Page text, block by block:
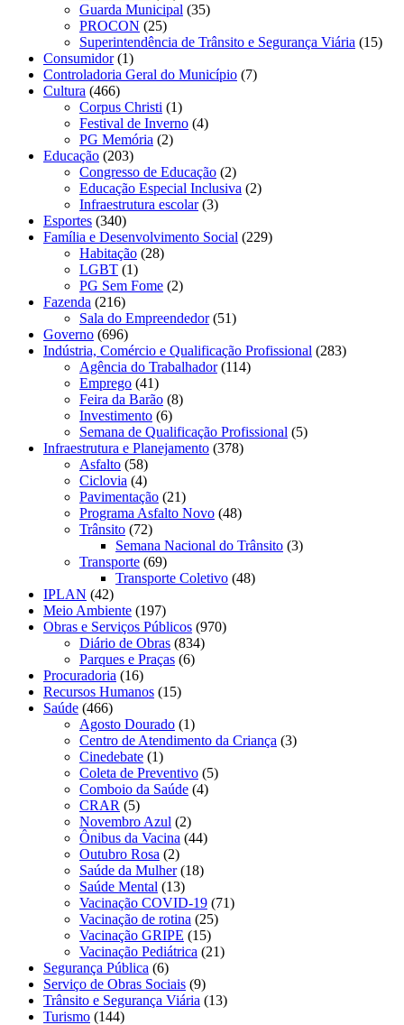
Guarda Municipal (35)
PROCON (25)
Superintendência de Trânsito e Segurança Viária (15)
Consumidor(1)
Controladoria Geral do Município (7)
Cultura (466)
Corpus Christi (1)
Festival de Inverno (4)
PG Memória (2)
Educação (203)
Congresso de Educação (2)
Educação Especial Inclusiva (2)
Infraestrutura escolar(3)
Esportes (340)
Família e Desenvolvimento Social (229)
Habitação (28)
LGBT (1)
PG Sem Fome (2)
Fazenda (216)
Sala do Empreendedor(51)
Governo (696)
Indústria, Comércio e Qualificação Profissional (283)
Agência do Trabalhador(114)
Emprego (41)
Feira da Barão (8)
Investimento (6)
Semana de Qualificação Profissional (5)
Infraestrutura e Planejamento (378)
Asfalto (58)
Ciclovia (4)
Pavimentação (21)
Programa Asfalto Novo (48)
Trânsito (72)
Semana Nacional do Trânsito (3)
Transporte (69)
Transporte Coletivo (48)
IPLAN (42)
Meio Ambiente (197)
Obras e Serviços Públicos (970)
Diário de Obras (834)
Parques e Praças (6)
Procuradoria (16)
Recursos Humanos (15)
Saúde (466)
Agosto Dourado (1)
Centro de Atendimento da Criança (3)
Cinedebate (1)
Coleta de Preventivo (5)
Comboio da Saúde (4)
CRAR (5)
Novembro Azul (2)
Ônibus da Vacina (44)
Outubro Rosa (2)
Saúde da Mulher(18)
Saúde Mental (13)
Vacinação COVID-19 (71)
Vacinação de rotina (25)
Vacinação GRIPE (15)
Vacinação Pediátrica (21)
Segurança Pública (6)
Serviço de Obras Sociais (9)
Trânsito e Segurança Viária (13)
Turismo (144)